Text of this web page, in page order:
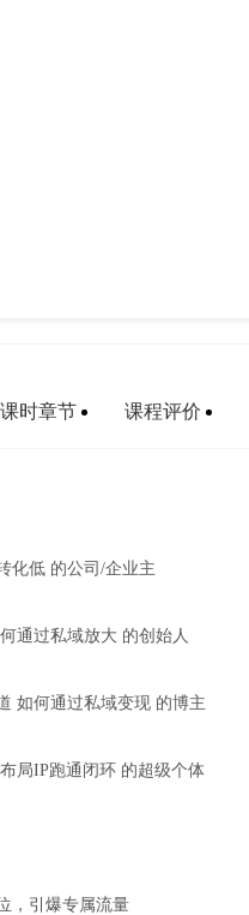
课时章节 课程评价
化低 的公司/企业主
通过私域放大 的创始人
如何通过私域变现 的博主
局IP跑通闭环 的超级个体
，引爆专属流量